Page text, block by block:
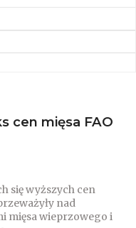
cen mięsa FAO
się wyższych cen
nad
mięsa wieprzowego i